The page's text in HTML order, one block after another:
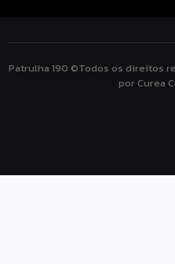
Patrulha 190 ©Todos os
por Curea